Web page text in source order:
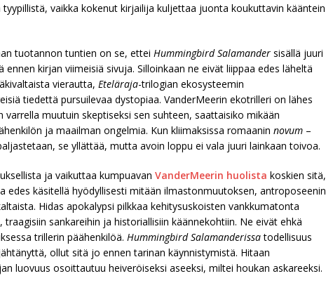
vaikka kokenut kirjailija kuljettaa juonta koukuttavin kääntein
tuotannon tuntien on se, ettei Hummingbird Salamander sisällä juuri
kirjan viimeisiä sivuja. Silloinkaan ne eivät liippaa edes läheltä
vierautta, Eteläraja-trilogian ekosysteemin
tiedettä pursuilevaa dystopiaa. VanderMeerin ekotrilleri on lähes
muutuin skeptiseksi sen suhteen, saattaisiko mikään
ja maailman ongelmia. Kun kliimaksissa romaanin novum –
se yllättää, mutta avoin loppu ei vala juuri lainkaan toivoa.
ja vaikuttaa kumpuavan VanderMeerin huolista koskien sitä,
edes käsitellä hyödyllisesti mitään ilmastonmuutoksen, antroposeenin
Hidas apokalypsi pilkkaa kehitysuskoisten vankkumatonta
sankareihin ja historiallisiin käännekohtiin. Ne eivät ehkä
trillerin päähenkilöä. Hummingbird Salamanderissatodellisuus
ollut sitä jo ennen tarinan käynnistymistä. Hitaan
luovuus osoittautuu heiveröiseksi aseeksi, miltei houkan askareeksi.